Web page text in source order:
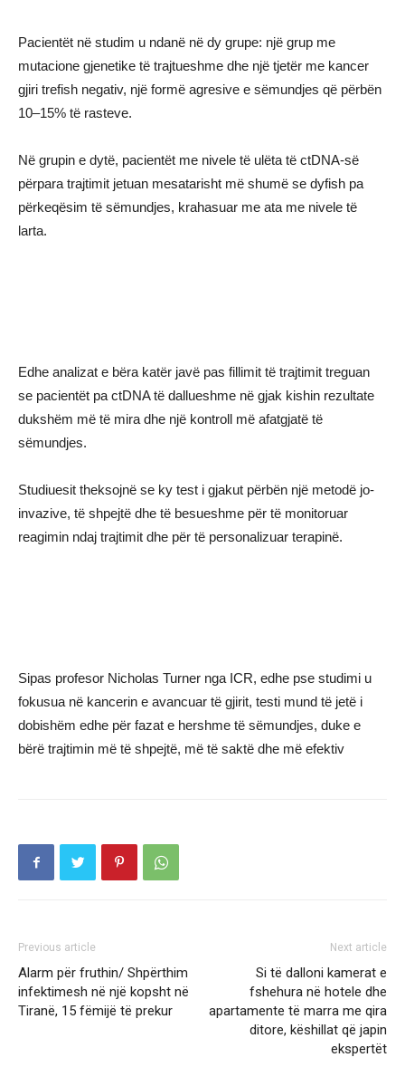
Pacientët në studim u ndanë në dy grupe: një grup me
mutacione gjenetike të trajtueshme dhe një tjetër me kancer
gjiri trefish negativ, një formë agresive e sëmundjes që përbën
10–15% të rasteve.
Në grupin e dytë, pacientët me nivele të ulëta të ctDNA-së
përpara trajtimit jetuan mesatarisht më shumë se dyfish pa
përkeqësim të sëmundjes, krahasuar me ata me nivele të
larta.
Edhe analizat e bëra katër javë pas fillimit të trajtimit treguan
se pacientët pa ctDNA të dallueshme në gjak kishin rezultate
dukshëm më të mira dhe një kontroll më afatgjatë të
sëmundjes.
Studiuesit theksojnë se ky test i gjakut përbën një metodë jo-
invazive, të shpejtë dhe të besueshme për të monitoruar
reagimin ndaj trajtimit dhe për të personalizuar terapinë.
Sipas profesor Nicholas Turner nga ICR, edhe pse studimi u
fokusua në kancerin e avancuar të gjirit, testi mund të jetë i
dobishëm edhe për fazat e hershme të sëmundjes, duke e
bërë trajtimin më të shpejtë, më të saktë dhe më efektiv
Previous article
Alarm për fruthin/ Shpërthim
infektimesh në një kopsht në
Tiranë, 15 fëmijë të prekur
Next article
Si të dalloni kamerat e
fshehura në hotele dhe
apartamente të marra me qira
ditore, këshillat që japin
ekspertët